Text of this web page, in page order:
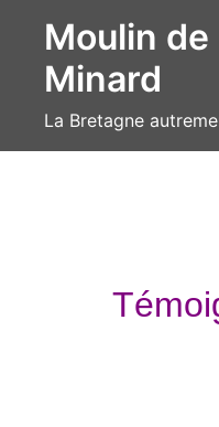
contenu
Moulin de
Minard
La Bretagne